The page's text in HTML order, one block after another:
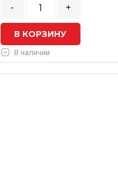
- +
В КОРЗИНУ
В наличии